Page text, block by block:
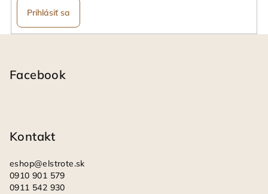
Prihlásiť sa
Facebook
Kontakt
eshop@elstrote.sk
0910 901 579
0911 542 930